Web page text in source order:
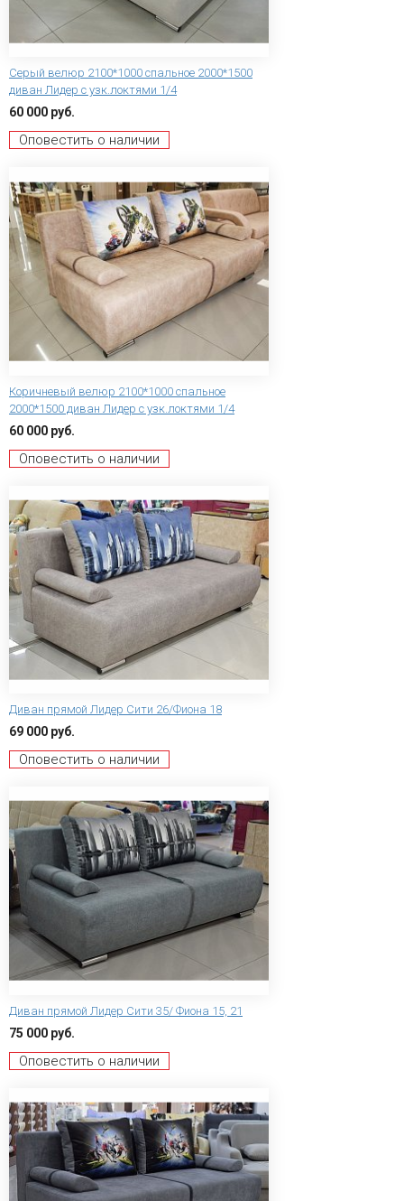
Серый велюр 2100*1000 спальное 2000*1500
диван Лидер с узк.локтями 1/4
60 000 руб.
Оповестить о наличии
Коричневый велюр 2100*1000 спальное
2000*1500 диван Лидер с узк.локтями 1/4
60 000 руб.
Оповестить о наличии
Диван прямой Лидер Сити 26/Фиона 18
69 000 руб.
Оповестить о наличии
Диван прямой Лидер Сити 35/ Фиона 15, 21
75 000 руб.
Оповестить о наличии